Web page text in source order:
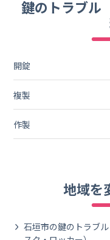
鍵のトラブル
開錠
複製
作製
地域を
石垣市の鍵のトラブ